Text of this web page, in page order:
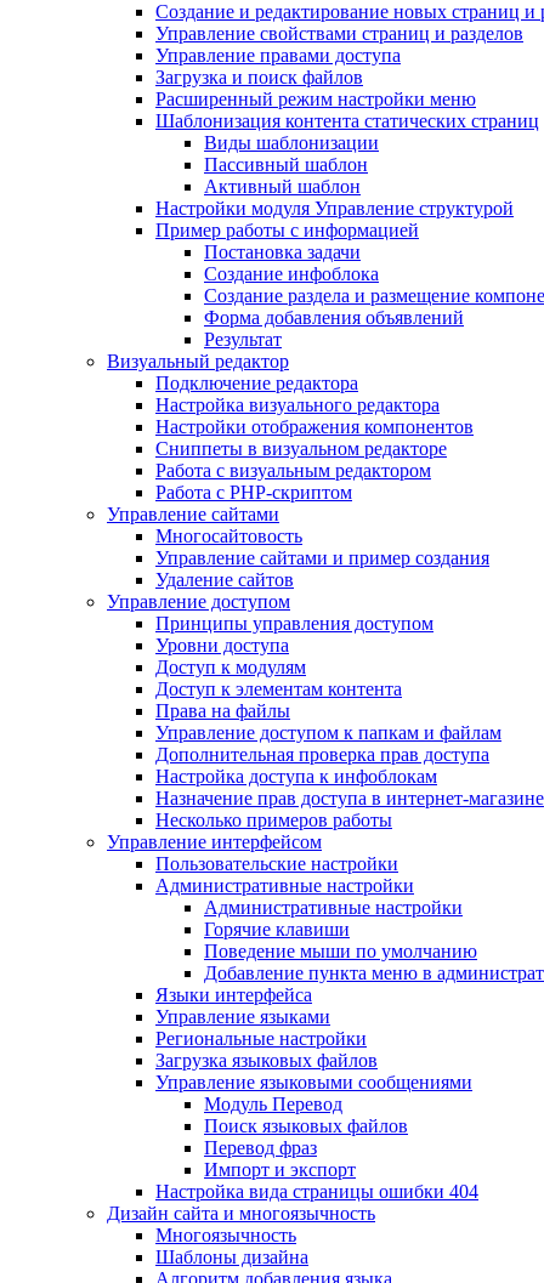
Создание и редактирование новых страниц и
Управление свойствами страниц и разделов
Управление правами доступа
Загрузка и поиск файлов
Расширенный режим настройки меню
Шаблонизация контента статических страниц
Виды шаблонизации
Пассивный шаблон
Активный шаблон
Настройки модуля Управление структурой
Пример работы с информацией
Постановка задачи
Создание инфоблока
Создание раздела и размещение
Форма добавления объявлений
Результат
Визуальный редактор
Подключение редактора
Настройка визуального редактора
Настройки отображения компонентов
Сниппеты в визуальном редакторе
Работа с визуальным редактором
Работа с PHP-скриптом
Управление сайтами
Многосайтовость
Управление сайтами и пример создания
Удаление сайтов
Управление доступом
Принципы управления доступом
Уровни доступа
Доступ к модулям
Доступ к элементам контента
Права на файлы
Управление доступом к папкам и файлам
Дополнительная проверка прав доступа
Настройка доступа к инфоблокам
Назначение прав доступа в интернет-магазине
Несколько примеров работы
Управление интерфейсом
Пользовательские настройки
Административные настройки
Административные настройки
Горячие клавиши
Поведение мыши по умолчанию
Добавление пункта меню в
Языки интерфейса
Управление языками
Региональные настройки
Загрузка языковых файлов
Управление языковыми сообщениями
Mодуль Перевод
Поиск языковых файлов
Перевод фраз
Импорт и экспорт
Настройка вида страницы ошибки 404
Дизайн сайта и многоязычность
Многоязычность
Шаблоны дизайна
Алгоритм добавления языка